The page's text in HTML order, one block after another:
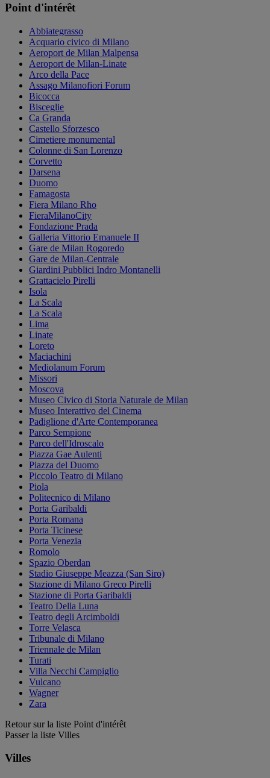
Point d'intérêt
Abbiategrasso
Acquario civico di Milano
Aeroport de Milan Malpensa
Aeroport de Milan-Linate
Arco della Pace
Assago Milanofiori Forum
Bicocca
Bisceglie
Ca Granda
Castello Sforzesco
Cimetiere monumental
Colonne di San Lorenzo
Corvetto
Darsena
Duomo
Famagosta
Fiera Milano Rho
FieraMilanoCity
Fondazione Prada
Galleria Vittorio Emanuele II
Gare de Milan Rogoredo
Gare de Milan-Centrale
Giardini Pubblici Indro Montanelli
Grattacielo Pirelli
Isola
La Scala
La Scala
Lima
Linate
Loreto
Maciachini
Mediolanum Forum
Missori
Moscova
Museo Civico di Storia Naturale de Milan
Museo Interattivo del Cinema
Padiglione d'Arte Contemporanea
Parco Sempione
Parco dell'Idroscalo
Piazza Gae Aulenti
Piazza del Duomo
Piccolo Teatro di Milano
Piola
Politecnico di Milano
Porta Garibaldi
Porta Romana
Porta Ticinese
Porta Venezia
Romolo
Spazio Oberdan
Stadio Giuseppe Meazza (San Siro)
Stazione di Milano Greco Pirelli
Stazione di Porta Garibaldi
Teatro Della Luna
Teatro degli Arcimboldi
Torre Velasca
Tribunale di Milano
Triennale de Milan
Turati
Villa Necchi Campiglio
Vulcano
Wagner
Zara
Retour sur la liste Point d'intérêt
Passer la liste Villes
Villes